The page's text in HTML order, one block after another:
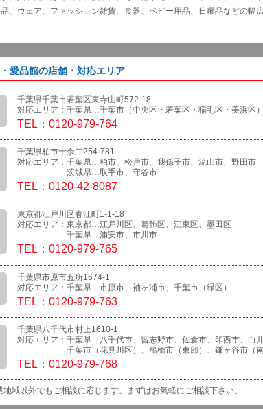
、ウェア、ファッション雑貨、食器、ベビー用品、日曜品などの幅
愛品館の店舗・対応エリア
千葉県千葉市若葉区東寺山町572-18
対応エリア：千葉県…千葉市（中央区・若葉区・稲毛区・美浜区
TEL：0120-979-764
千葉県柏市十余二254-781
対応エリア：千葉県…柏市、松戸市、我孫子市、流山市、野田市
茨城県…取手市、守谷市
TEL：0120-42-8087
東京都江戸川区春江町1-1-18
対応エリア：東京都…江戸川区、葛飾区、江東区、墨田区
千葉県…浦安市、市川市
TEL：0120-979-765
千葉県市原市五所1674-1
対応エリア：千葉県…市原市、袖ヶ浦市、千葉市（緑区）
TEL：0120-979-763
千葉県八千代市村上1610-1
対応エリア：千葉県…八千代市、習志野市、佐倉市、印西市、白
千葉市（花見川区）、船橋市（東部）、鎌ヶ谷市（南
TEL：0120-979-768
域以外でもご相談に応じます。まずはお気軽にご相談下さい。